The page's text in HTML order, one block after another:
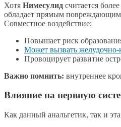
Хотя Нимесулид считается
обладает прямым повреждающим
Совместное воздействие:
Повышает риск
Может вызвать
Провоцирует развитие
Важно помнить: внутреннее
Влияние на нервную
Как данный анальгетик, так и